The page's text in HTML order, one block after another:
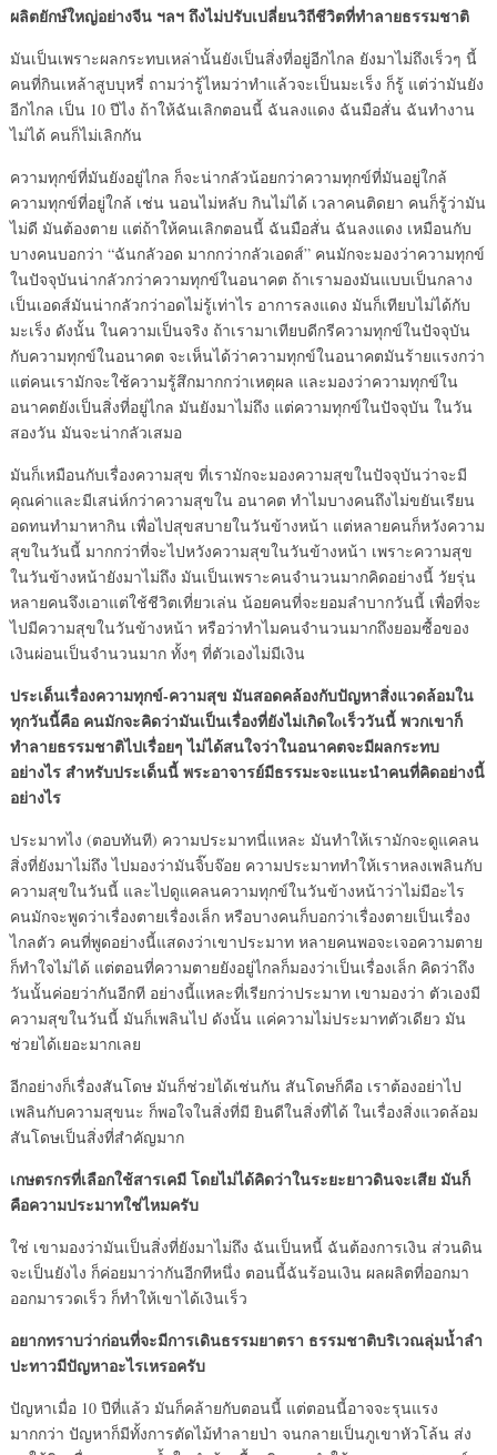
ผลิตยักษ์ใหญ่อย่างจีน ฯลฯ ถึงไม่ปรับเปลี่ยนวิถีชีวิตที่ทำลายธรรมชาติ
มันเป็นเพราะผลกระทบเหล่านั้นยังเป็นสิ่งที่อยู่อีกไกล ยังมาไม่ถึงเร็วๆ นี้
คนที่กินเหล้าสูบบุหรี่ ถามว่ารู้ไหมว่าทำแล้วจะเป็นมะเร็ง ก็รู้ แต่ว่ามันยัง
อีกไกล เป็น 10 ปีไง ถ้าให้ฉันเลิกตอนนี้ ฉันลงแดง ฉันมือสั่น ฉันทำงาน
ไม่ได้ คนก็ไม่เลิกกัน
ความทุกข์ที่มันยังอยู่ไกล ก็จะน่ากลัวน้อยกว่าความทุกข์ที่มันอยู่ใกล้
ความทุกข์ที่อยู่ใกล้ เช่น นอนไม่หลับ กินไม่ได้ เวลาคนติดยา คนก็รู้ว่ามัน
ไม่ดี มันต้องตาย แต่ถ้าให้คนเลิกตอนนี้ ฉันมือสั่น ฉันลงแดง เหมือนกับ
บางคนบอกว่า “ฉันกลัวอด มากกว่ากลัวเอดส์” คนมักจะมองว่าความทุกข์
ในปัจจุบันน่ากลัวกว่าความทุกข์ในอนาคต ถ้าเรามองมันแบบเป็นกลาง
เป็นเอดส์มันน่ากลัวกว่าอดไม่รู้เท่าไร อาการลงแดง มันก็เทียบไม่ได้กับ
มะเร็ง ดังนั้น ในความเป็นจริง ถ้าเรามาเทียบดีกรีความทุกข์ในปัจจุบัน
กับความทุกข์ในอนาคต จะเห็นได้ว่าความทุกข์ในอนาคตมันร้ายแรงกว่า
แต่คนเรามักจะใช้ความรู้สึกมากกว่าเหตุผล และมองว่าความทุกข์ใน
อนาคตยังเป็นสิ่งที่อยู่ไกล มันยังมาไม่ถึง แต่ความทุกข์ในปัจจุบัน ในวัน
สองวัน มันจะน่ากลัวเสมอ
มันก็เหมือนกับเรื่องความสุข ที่เรามักจะมองความสุขในปัจจุบันว่าจะมี
คุณค่าและมีเสน่ห์กว่าความสุขใน อนาคต ทำไมบางคนถึงไม่ขยันเรียน
อดทนทำมาหากิน เพื่อไปสุขสบายในวันข้างหน้า แต่หลายคนก็หวังความ
สุขในวันนี้ มากกว่าที่จะไปหวังความสุขในวันข้างหน้า เพราะความสุข
ในวันข้างหน้ายังมาไม่ถึง มันเป็นเพราะคนจำนวนมากคิดอย่างนี้ วัยรุ่น
หลายคนจึงเอาแต่ใช้ชีวิตเที่ยวเล่น น้อยคนที่จะยอมลำบากวันนี้ เพื่อที่จะ
ไปมีความสุขในวันข้างหน้า หรือว่าทำไมคนจำนวนมากถึงยอมซื้อของ
เงินผ่อนเป็นจำนวนมาก ทั้งๆ ที่ตัวเองไม่มีเงิน
ประเด็นเรื่องความทุกข์-ความสุข มันสอดคล้องกับปัญหาสิ่งแวดล้อมใน
ทุกวันนี้คือ คนมักจะคิดว่ามันเป็นเรื่องที่ยังไม่เกิดใoเร็ววันนี้ พวกเขาก็
ทำลายธรรมชาติไปเรื่อยๆ ไม่ได้สนใจว่าในอนาคตจะมีผลกระทบ
อย่างไร สำหรับประเด็นนี้ พระอาจารย์มีธรรมะจะแนะนำคนที่คิดอย่างนี้
อย่างไร
ประมาทไง (ตอบทันที) ความประมาทนี่แหละ มันทำให้เรามักจะดูแคลน
สิ่งที่ยังมาไม่ถึง ไปมองว่ามันจิ๊บจ๊อย ความประมาททำให้เราหลงเพลินกับ
ความสุขในวันนี้ และไปดูแคลนความทุกข์ในวันข้างหน้าว่าไม่มีอะไร
คนมักจะพูดว่าเรื่องตายเรื่องเล็ก หรือบางคนก็บอกว่าเรื่องตายเป็นเรื่อง
ไกลตัว คนที่พูดอย่างนี้แสดงว่าเขาประมาท หลายคนพอจะเจอความตาย
ก็ทำใจไม่ได้ แต่ตอนที่ความตายยังอยู่ไกลก็มองว่าเป็นเรื่องเล็ก คิดว่าถึง
วันนั้นค่อยว่ากันอีกที อย่างนี้แหละที่เรียกว่าประมาท เขามองว่า ตัวเองมี
ความสุขในวันนี้ มันก็เพลินไป ดังนั้น แค่ความไม่ประมาทตัวเดียว มัน
ช่วยได้เยอะมากเลย
อีกอย่างก็เรื่องสันโดษ มันก็ช่วยได้เช่นกัน สันโดษก็คือ เราต้องอย่าไป
เพลินกับความสุขนะ ก็พอใจในสิ่งที่มี ยินดีในสิ่งที่ได้ ในเรื่องสิ่งแวดล้อม
สันโดษเป็นสิ่งที่สำคัญมาก
เกษตรกรที่เลือกใช้สารเคมี โดยไม่ได้คิดว่าในระยะยาวดินจะเสีย มันก็
คือความประมาทใช่ไหมครับ
ใช่ เขามองว่ามันเป็นสิ่งที่ยังมาไม่ถึง ฉันเป็นหนี้ ฉันต้องการเงิน ส่วนดิน
จะเป็นยังไง ก็ค่อยมาว่ากันอีกทีหนึ่ง ตอนนี้ฉันร้อนเงิน ผลผลิตที่ออกมา
ออกมารวดเร็ว ก็ทำให้เขาได้เงินเร็ว
อยากทราบว่าก่อนที่จะมีการเดินธรรมยาตรา ธรรมชาติบริเวณลุ่มน้ำลำ
ปะทาวมีปัญหาอะไรเหรอครับ
ปัญหาเมื่อ 10 ปีที่แล้ว มันก็คล้ายกับตอนนี้ แต่ตอนนี้อาจจะรุนแรง
มากกว่า ปัญหาก็มีทั้งการตัดไม้ทำลายป่า จนกลายเป็นภูเขาหัวโล้น ส่ง